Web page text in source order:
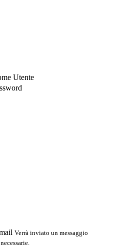
Utente
Verrà inviato un messaggio